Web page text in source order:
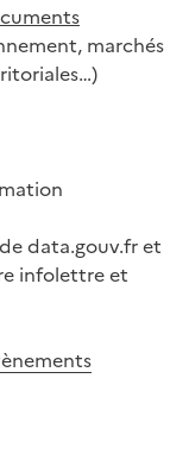
marchés
data.gouv.fr et
infolettre et